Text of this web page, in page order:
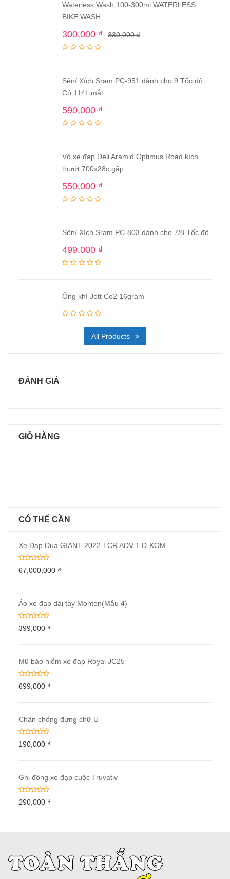
Waterless Wash 100-300ml WATERLESS
BIKE WASH
330,000₫
300,000 ₫
Sên/ Xích Sram PC-951 dành cho 9 Tốc độ,
Có 114L mắt
590,000 ₫
Vỏ xe đạp Deli Aramid Optimus Road kích
thướt 700x28c gấp
550,000 ₫
Sên/ Xích Sram PC-803 dành cho 7/8 Tốc độ
499,000 ₫
Ống khí Jett Co2 16gram
All Products
ĐÁNH GIÁ
GIỎ HÀNG
CÓ THỂ CẦN
Xe Đạp Đua GIANT 2022 TCR ADV 1 D-KOM
67,000,000 ₫
Áo xe đạp dài tay Monton(Mẫu 4)
399,000 ₫
Mũ bảo hiểm xe đạp Royal JC25
699,000 ₫
Chân chống đứng chữ U
190,000 ₫
Ghi đông xe đạp cuộc Truvativ
290,000 ₫